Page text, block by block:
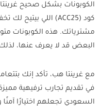
الكوبونات بشكل صحيح
مشترياتك. هذه الكوبونات
البعض قد لا يعرف عنها،
مع غرينتا هب، تأكد إنك
في تقديم تجارب ترفيهية
السعودي تجعلهم اختيارًا